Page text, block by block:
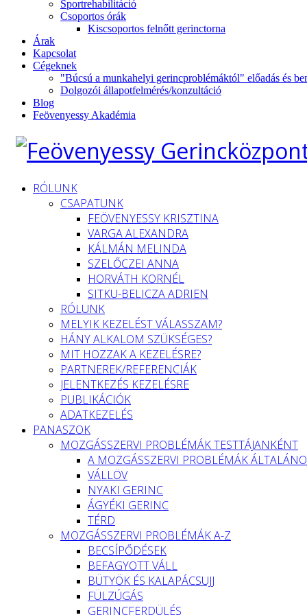
Sportrehabilitáció
Csoportos órák
Kiscsoportos felnőtt gerinctorna
Árak
Kapcsolat
Cégeknek
"Búcsú a munkahelyi gerincproblémáktól" előadás és
Dolgozói állapotfelmérés/konzultáció
Blog
Feövenyessy Akadémia
RÓLUNK
CSAPATUNK
FEÖVENYESSY KRISZTINA
VARGA ALEXANDRA
KÁLMÁN MELINDA
SZELŐCZEI ANNA
HORVÁTH KORNÉL
SITKU-BELICZA ADRIEN
RÓLUNK
MELYIK KEZELÉST VÁLASSZAM?
HÁNY ALKALOM SZÜKSÉGES?
MIT HOZZAK A KEZELÉSRE?
PARTNEREK/REFERENCIÁK
JELENTKEZÉS KEZELÉSRE
PUBLIKÁCIÓK
ADATKEZELÉS
PANASZOK
MOZGÁSSZERVI PROBLÉMÁK TESTTÁJANKÉNT
A MOZGÁSSZERVI PROBLÉMÁK
VÁLLÖV
NYAKI GERINC
ÁGYÉKI GERINC
TÉRD
MOZGÁSSZERVI PROBLÉMÁK A-Z
BECSÍPŐDÉSEK
BEFAGYOTT VÁLL
BÜTYÖK ÉS KALAPÁCSUJJ
FÜLZÚGÁS
GERINCFERDÜLÉS